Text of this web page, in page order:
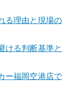
る理由と現場の
ける判断基準と
ー福岡空港店で